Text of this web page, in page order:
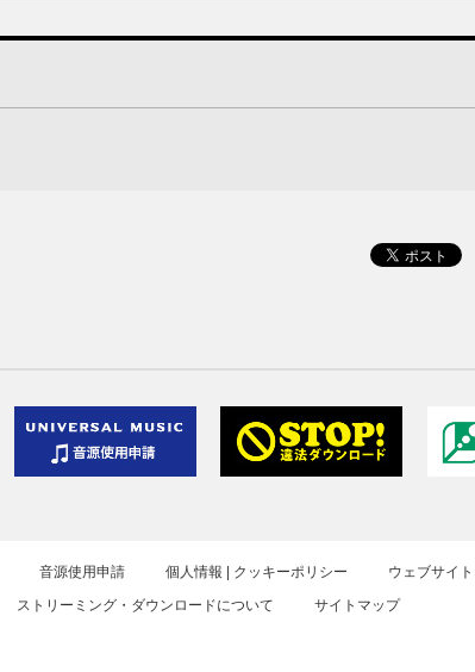
音源使用申請 個人情報 | クッキーポリシー ウェブサイ
ストリーミング・ダウンロードについて サイトマップ